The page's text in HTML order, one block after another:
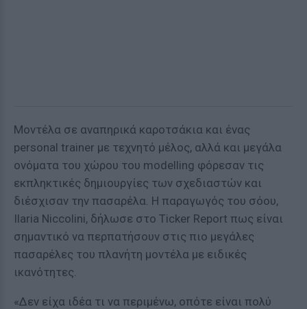
Μοντέλα σε αναπηρικά καροτσάκια και ένας
personal trainer με τεχνητό μέλος, αλλά και μεγάλα
ονόματα του χώρου του modelling φόρεσαν τις
εκπληκτικές δημιουργίες των σχεδιαστών και
διέσχισαν την πασαρέλα. Η παραγωγός του σόου,
Ilaria Niccolini, δήλωσε στο Ticker Report πως είναι
σημαντικό να περπατήσουν στις πιο μεγάλες
πασαρέλες του πλανήτη μοντέλα με ειδικές
ικανότητες.
«Δεν είχα ιδέα τι να περιμένω, οπότε είναι πολύ